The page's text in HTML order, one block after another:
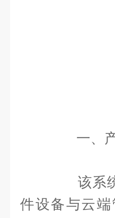
一、产
该系统
件设备与云